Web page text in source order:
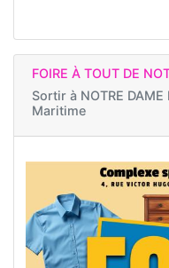
FOIRE À TOUT DE
Sortir à NOTRE
Maritime